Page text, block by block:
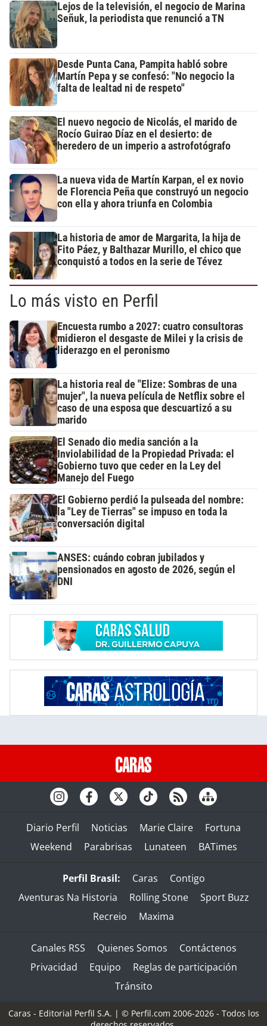
Lejos de la televisión, el negocio de Marina
Señuk, la periodista que renunció a TN
Desde Punta Cana, Pampita habló sobre
Martín Pepa y se confesó: "No negocio la
falta de lealtad ni de respeto"
El nuevo negocio de Nicolás, el marido de
Rocío Guirao Díaz en el desierto: de
heredero de un imperio a astrofotógrafo
La nueva vida de Martín Karpan, el ex novio
de Florencia Peña que construyó un negocio
con ella y ahora triunfa en Colombia
La historia de amor de Margarita, la hija de
Fito Páez, y Balthazar Murillo, el chico que
conquistó a todos en la serie de Tévez
Lo más visto en Perfil
Encuesta rumbo a 2027: cuatro consultoras
midieron el desgaste de Milei y la crisis de
liderazgo en el peronismo
La historia real de "Elize: Sombras de una
mujer", la nueva película de Netflix sobre el
caso de una esposa que descuartizó a su
marido
El Senado dio media sanción a la
Inviolabilidad de la Propiedad Privada: el
Gobierno tuvo que ceder en la Ley del
Manejo del Fuego
El Gobierno perdió la pulseada del nombre:
la "Ley de Tierras" se impuso en toda la
conversación digital
ANSES: cuándo cobran jubilados y
pensionados en agosto de 2026, según el
DNI
Diario Perfil Noticias Marie Claire
Fortuna
Weekend
Parabrisas Lunateen BATimes
Perfil Brasil: Caras
Contigo
Aventuras Na Historia
Rolling Stone
Sport Buzz
Recreio
Maxima
Canales RSS Quienes Somos
Contáctenos
Privacidad
Equipo
Reglas de participación
Tránsito
Caras - Editorial Perfil S.A. | © Perfil.com 2006-2026 - Todos los